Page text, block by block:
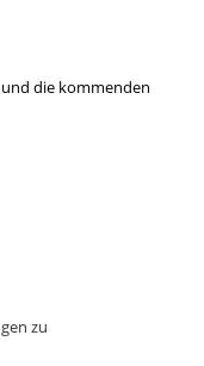
und die kommenden
zu